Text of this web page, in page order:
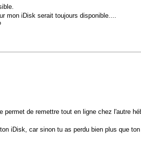
mon iDisk serait toujours disponible....
de remettre tout en ligne chez l'autre
iDisk, car sinon tu as perdu bien plus que